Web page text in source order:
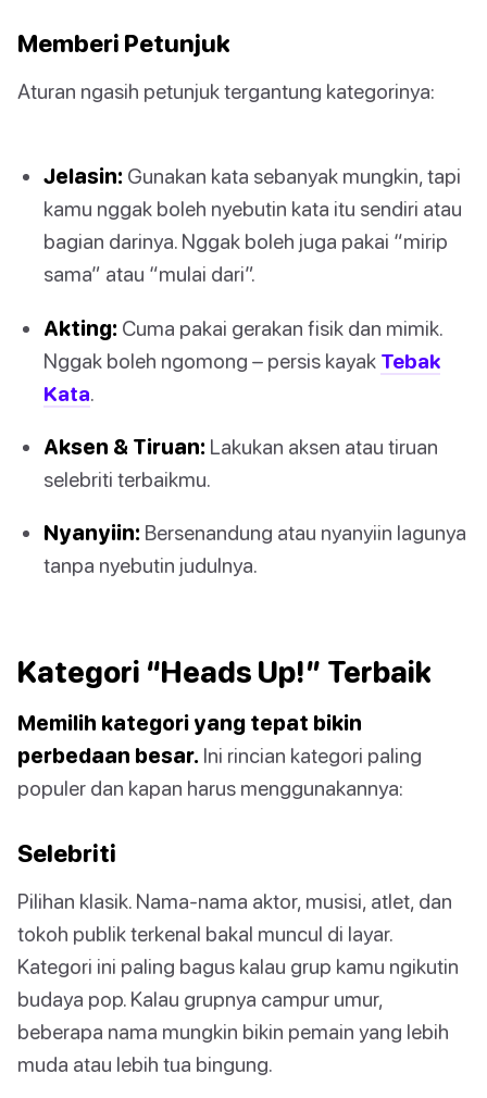
Memberi Petunjuk
Aturan ngasih petunjuk tergantung kategorinya:
Jelasin: Gunakan kata sebanyak mungkin, tapi
kamu nggak boleh nyebutin kata itu sendiri atau
bagian darinya. Nggak boleh juga pakai “mirip
sama” atau “mulai dari”.
Akting: Cuma pakai gerakan fisik dan mimik.
Nggak boleh ngomong – persis kayak Tebak
Kata
Aksen & Tiruan: Lakukan aksen atau tiruan
selebriti terbaikmu.
Nyanyiin: Bersenandung atau nyanyiin lagunya
tanpa nyebutin judulnya.
Kategori “Heads Up!” Terbaik
Memilih kategori yang tepat bikin
perbedaan besar. Ini rincian kategori paling
populer dan kapan harus menggunakannya:
Selebriti
Pilihan klasik. Nama-nama aktor, musisi, atlet, dan
tokoh publik terkenal bakal muncul di layar.
Kategori ini paling bagus kalau grup kamu ngikutin
budaya pop. Kalau grupnya campur umur,
beberapa nama mungkin bikin pemain yang lebih
muda atau lebih tua bingung.